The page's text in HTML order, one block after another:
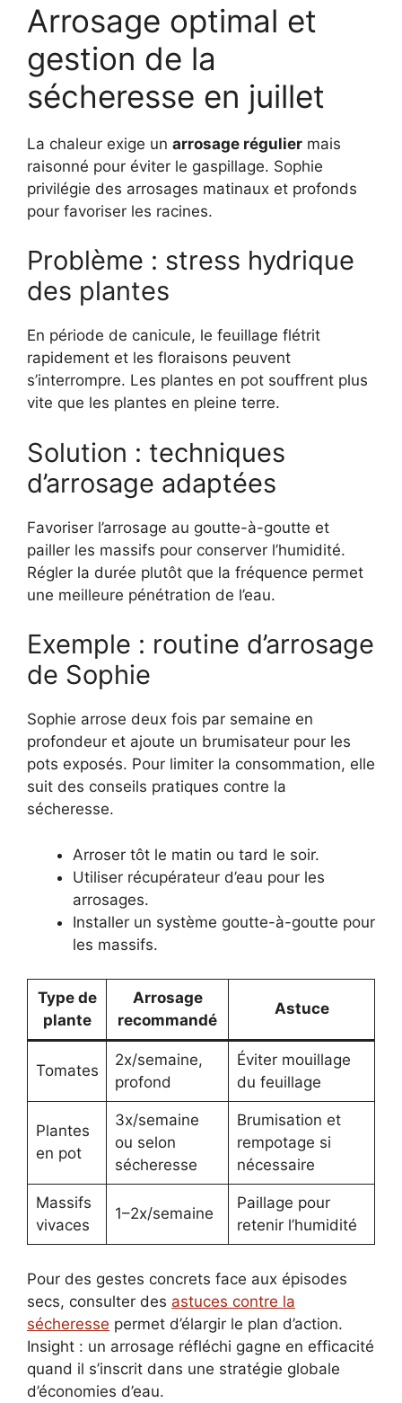
Arrosage optimal et
gestion de la
sécheresse en juillet
La chaleur exige un arrosage régulier mais
raisonné pour éviter le gaspillage. Sophie
privilégie des arrosages matinaux et profonds
pour favoriser les racines.
Problème : stress hydrique
des plantes
En période de canicule, le feuillage flétrit
rapidement et les floraisons peuvent
s’interrompre. Les plantes en pot souffrent plus
vite que les plantes en pleine terre.
Solution : techniques
d’arrosage adaptées
Favoriser l’arrosage au goutte-à-goutte et
pailler les massifs pour conserver l’humidité.
Régler la durée plutôt que la fréquence permet
une meilleure pénétration de l’eau.
Exemple : routine d’arrosage
de Sophie
Sophie arrose deux fois par semaine en
profondeur et ajoute un brumisateur pour les
pots exposés. Pour limiter la consommation, elle
suit des conseils pratiques contre la
sécheresse.
Arroser tôt le matin ou tard le soir.
Utiliser récupérateur d’eau pour les
arrosages.
Installer un système goutte-à-goutte pour
les massifs.
Type de
plante
Arrosage
recommandé
Astuce
Tomates
2x/semaine,
profond
Éviter mouillage
du feuillage
Plantes
en pot
3x/semaine
ou selon
sécheresse
Brumisation et
rempotage si
nécessaire
Massifs
vivaces
1–2x/semaine
Paillage pour
retenir l’humidité
Pour des gestes concrets face aux épisodes
secs, consulter des astuces contre la
sécheresse permet d’élargir le plan d’action.
Insight : un arrosage réfléchi gagne en efficacité
quand il s’inscrit dans une stratégie globale
d’économies d’eau.